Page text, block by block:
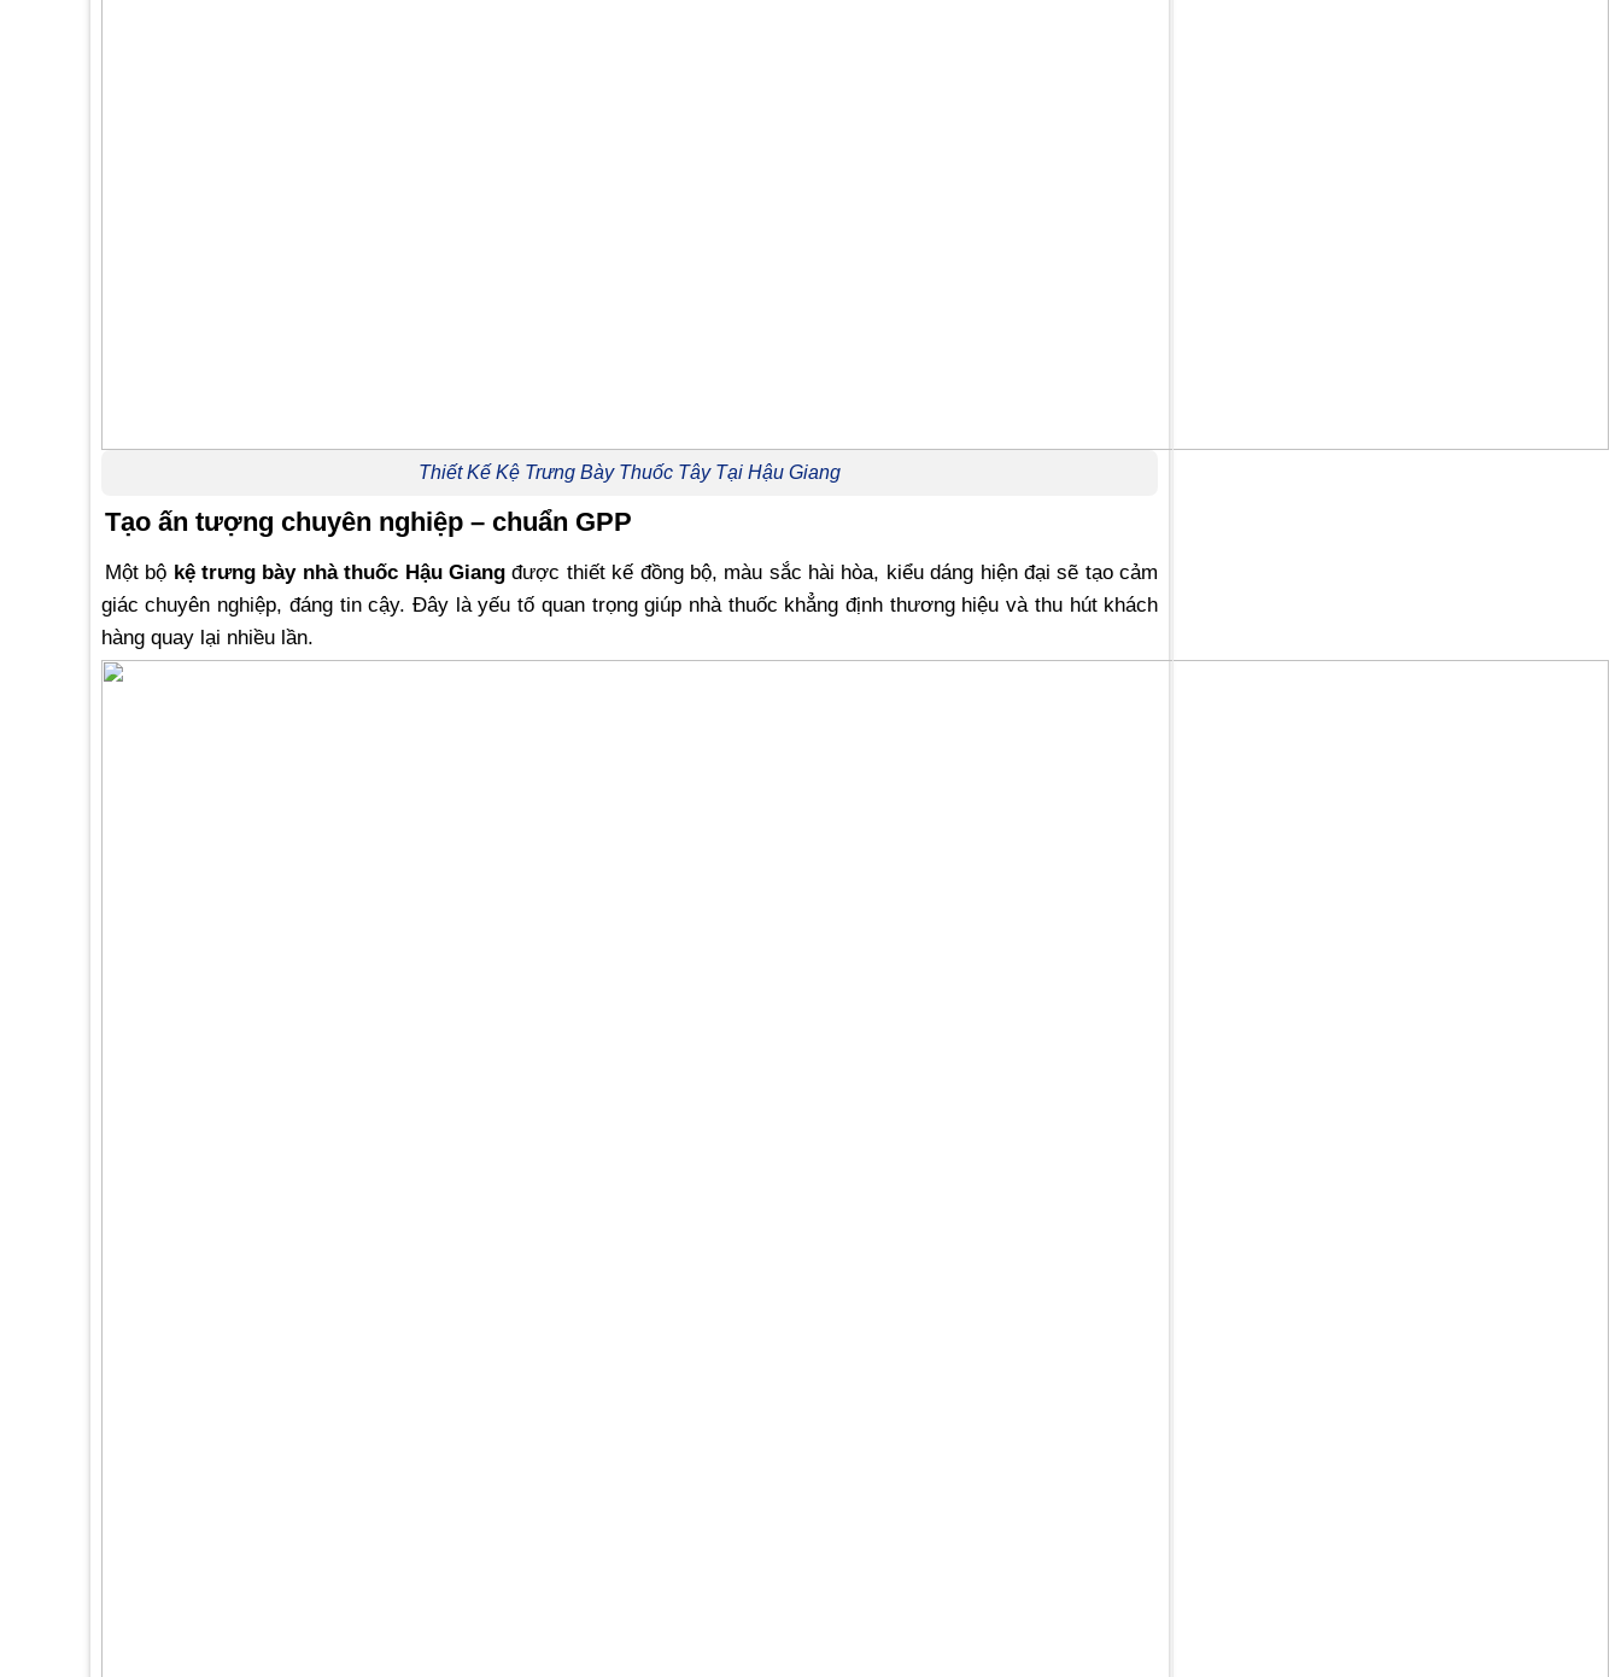
Thiết Kế Kệ Trưng Bày Thuốc Tây Tại Hậu Giang
Tạo ấn tượng chuyên nghiệp – chuẩn GPP
Một bộ kệ trưng bày nhà thuốc Hậu Giangđược thiết kế đồng bộ, màu sắc hài hòa, kiểu dáng hiện đại sẽ tạo cảm
giác chuyên nghiệp, đáng tin cậy. Đây là yếu tố quan trọng giúp nhà thuốc khẳng định thương hiệu và thu hút khách
hàng quay lại nhiều lần.